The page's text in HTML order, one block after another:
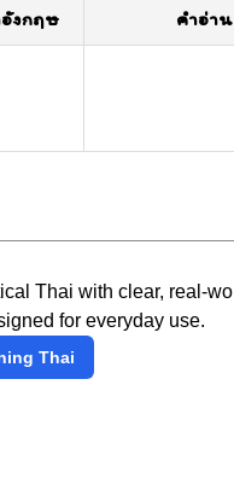
งกฤษ คำอ่าน
Thai with clear, real-
for everyday use.
Thai